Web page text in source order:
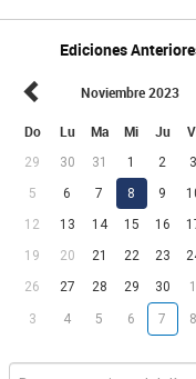
Ediciones
Noviembre 2023
Do Lu Ma Mi Ju
29 30 31 1 2 3
5
6 7 8 9
12
13 14 15 16
19
20 21 22 23
26
27 28 29 30 1
3 4 5 6 7 8